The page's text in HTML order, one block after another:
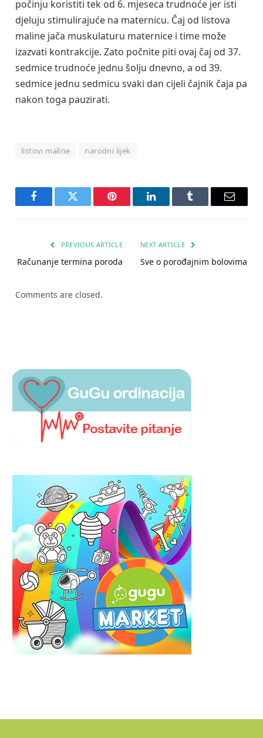
počinju koristiti tek od 6. mjeseca trudnoće jer isti
djeluju stimulirajuće na maternicu. Čaj od listova
maline jača muskulaturu maternice i time može
izazvati kontrakcije. Zato počnite piti ovaj čaj od 37.
sedmice trudnoće jednu šolju dnevno, a od 39.
sedmice jednu sedmicu svaki dan cijeli čajnik čaja pa
nakon toga pauzirati.
listovi maline narodni lijek
FacebookTwitter Pinterest LinkedInTumblr Email
PREVIOUS ARTICLE
Računanje termina poroda
NEXT ARTICLE
Sve o porođajnim bolovima
Comments are closed.